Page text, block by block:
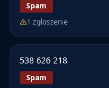
Spam
1 zgłoszenie
538 626 218
Spam